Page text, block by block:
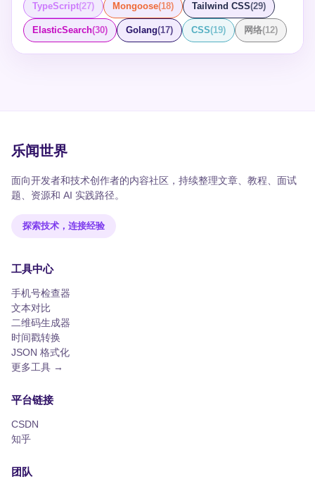
TypeScript(27) Mongoose(18) Tailwind CSS(29)
ElasticSearch(30) Golang(17) CSS(19) 网络(12)
乐闻世界
面向开发者和技术创作者的内容社区，持续整理文章、教程、面试
题、资源和 AI 实践路径。
探索技术，连接经验
工具中心
手机号检查器
文本对比
二维码生成器
时间戳转换
JSON 格式化
更多工具 →
平台链接
CSDN
知乎
团队